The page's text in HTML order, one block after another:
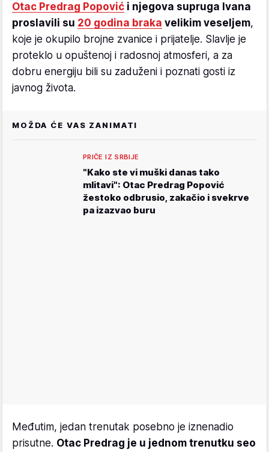
Otac Predrag Popović i njegova supruga Ivana
proslavili su 20 godina braka velikim veseljem,
koje je okupilo brojne zvanice i prijatelje. Slavlje je
proteklo u opuštenoj i radosnoj atmosferi, a za
dobru energiju bili su zaduženi i poznati gosti iz
javnog života.
MOŽDA ĆE VAS ZANIMATI
PRIČE IZ SRBIJE
"Kako ste vi muški danas tako
mlitavi": Otac Predrag Popović
žestoko odbrusio, zakačio i svekrve
pa izazvao buru
Međutim, jedan trenutak posebno je iznenadio
prisutne. Otac Predrag je u jednom trenutku seo